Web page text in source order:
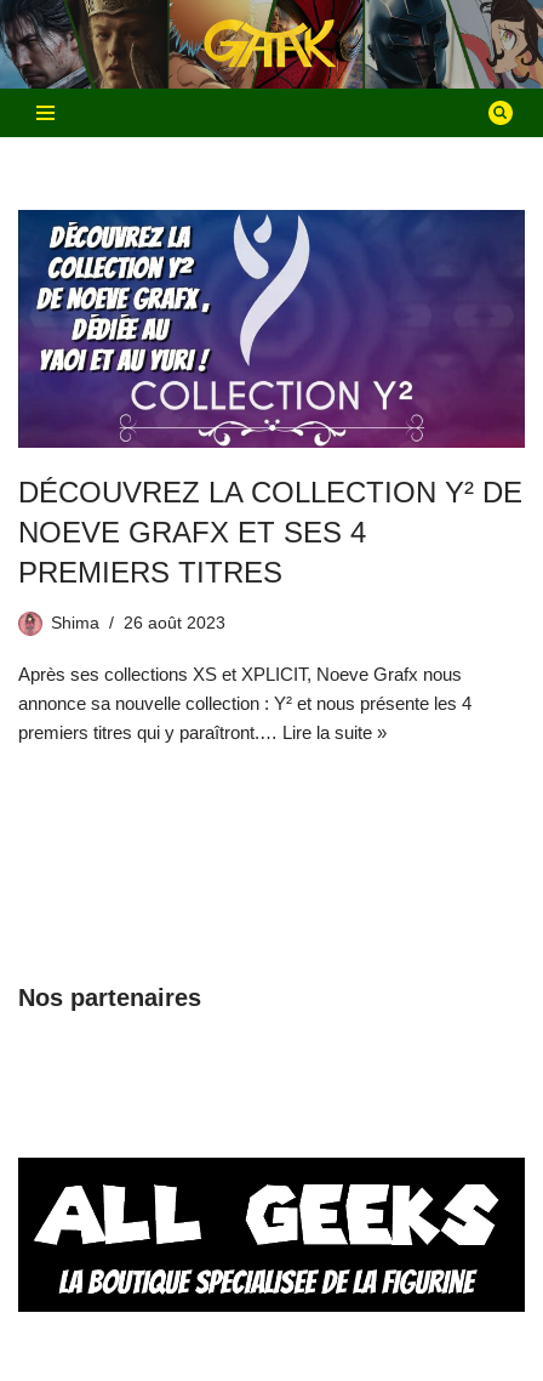
Aller
au
contenu
DÉCOUVREZ LA COLLECTION Y² DE
NOEVE GRAFX ET SES 4
PREMIERS TITRES
Shima 26 août 2023
Après ses collections XS et XPLICIT, Noeve Grafx nous
annonce sa nouvelle collection : Y² et nous présente les 4
premiers titres qui y paraîtront.… Lire la suite »
Nos partenaires